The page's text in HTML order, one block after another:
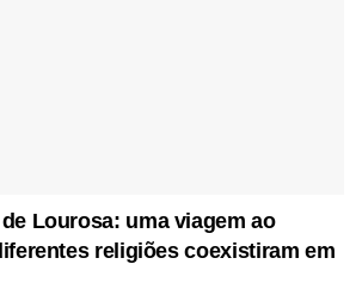
Lourosa: uma viagem ao
religiões coexistiram em